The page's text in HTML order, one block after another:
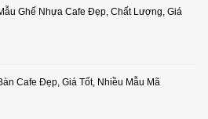
Ghế Nhựa Cafe Đẹp, Chất Lượng, Giá
Cafe Đẹp, Giá Tốt, Nhiều Mẫu Mã